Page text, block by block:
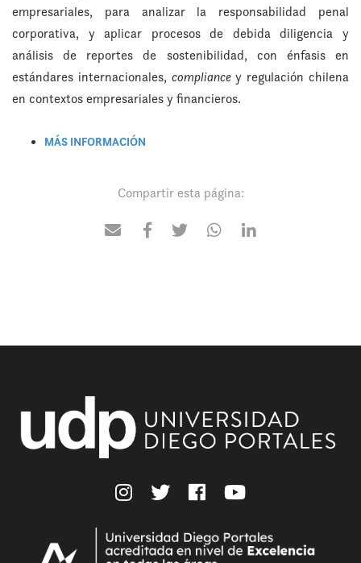
empresariales, para analizar la responsabilidad penal
corporativa, y aplicar procesos de debida diligencia y
análisis de reportes de sostenibilidad, con énfasis en
estándares internacionales, compliancey regulación chilena
en contextos empresariales y financieros.
MÁS INFORMACIÓN
Compartir esta página: